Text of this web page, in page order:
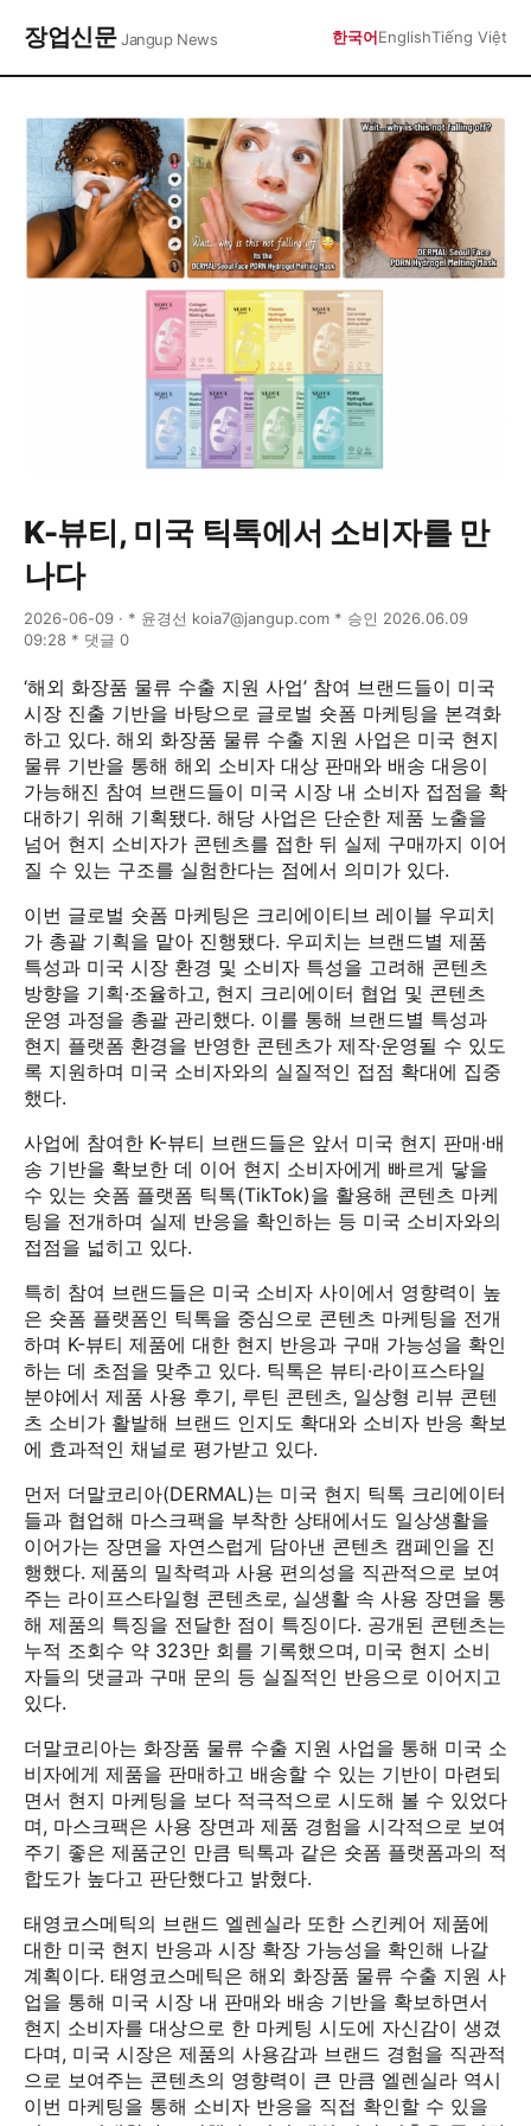
장업신문Jangup News 한국어EnglishTiếng Việt
K-뷰티, 미국 틱톡에서 소비자를 만
나다
2026-06-09 · * 윤경선 koia7@jangup.com * 승인 2026.06.09
09:28 * 댓글 0
‘해외 화장품 물류 수출 지원 사업’ 참여 브랜드들이 미국
시장 진출 기반을 바탕으로 글로벌 숏폼 마케팅을 본격화
하고 있다. 해외 화장품 물류 수출 지원 사업은 미국 현지
물류 기반을 통해 해외 소비자 대상 판매와 배송 대응이
가능해진 참여 브랜드들이 미국 시장 내 소비자 접점을 확
대하기 위해 기획됐다. 해당 사업은 단순한 제품 노출을
넘어 현지 소비자가 콘텐츠를 접한 뒤 실제 구매까지 이어
질 수 있는 구조를 실험한다는 점에서 의미가 있다.
이번 글로벌 숏폼 마케팅은 크리에이티브 레이블 우피치
가 총괄 기획을 맡아 진행됐다. 우피치는 브랜드별 제품
특성과 미국 시장 환경 및 소비자 특성을 고려해 콘텐츠
방향을 기획·조율하고, 현지 크리에이터 협업 및 콘텐츠
운영 과정을 총괄 관리했다. 이를 통해 브랜드별 특성과
현지 플랫폼 환경을 반영한 콘텐츠가 제작·운영될 수 있도
록 지원하며 미국 소비자와의 실질적인 접점 확대에 집중
했다.
사업에 참여한 K-뷰티 브랜드들은 앞서 미국 현지 판매·배
송 기반을 확보한 데 이어 현지 소비자에게 빠르게 닿을
수 있는 숏폼 플랫폼 틱톡(TikTok)을 활용해 콘텐츠 마케
팅을 전개하며 실제 반응을 확인하는 등 미국 소비자와의
접점을 넓히고 있다.
특히 참여 브랜드들은 미국 소비자 사이에서 영향력이 높
은 숏폼 플랫폼인 틱톡을 중심으로 콘텐츠 마케팅을 전개
하며 K-뷰티 제품에 대한 현지 반응과 구매 가능성을 확인
하는 데 초점을 맞추고 있다. 틱톡은 뷰티·라이프스타일
분야에서 제품 사용 후기, 루틴 콘텐츠, 일상형 리뷰 콘텐
츠 소비가 활발해 브랜드 인지도 확대와 소비자 반응 확보
에 효과적인 채널로 평가받고 있다.
먼저 더말코리아(DERMAL)는 미국 현지 틱톡 크리에이터
들과 협업해 마스크팩을 부착한 상태에서도 일상생활을
이어가는 장면을 자연스럽게 담아낸 콘텐츠 캠페인을 진
행했다. 제품의 밀착력과 사용 편의성을 직관적으로 보여
주는 라이프스타일형 콘텐츠로, 실생활 속 사용 장면을 통
해 제품의 특징을 전달한 점이 특징이다. 공개된 콘텐츠는
누적 조회수 약 323만 회를 기록했으며, 미국 현지 소비
자들의 댓글과 구매 문의 등 실질적인 반응으로 이어지고
있다.
더말코리아는 화장품 물류 수출 지원 사업을 통해 미국 소
비자에게 제품을 판매하고 배송할 수 있는 기반이 마련되
면서 현지 마케팅을 보다 적극적으로 시도해 볼 수 있었다
며, 마스크팩은 사용 장면과 제품 경험을 시각적으로 보여
주기 좋은 제품군인 만큼 틱톡과 같은 숏폼 플랫폼과의 적
합도가 높다고 판단했다고 밝혔다.
태영코스메틱의 브랜드 엘렌실라 또한 스킨케어 제품에
대한 미국 현지 반응과 시장 확장 가능성을 확인해 나갈
계획이다. 태영코스메틱은 해외 화장품 물류 수출 지원 사
업을 통해 미국 시장 내 판매와 배송 기반을 확보하면서
현지 소비자를 대상으로 한 마케팅 시도에 자신감이 생겼
다며, 미국 시장은 제품의 사용감과 브랜드 경험을 직관적
으로 보여주는 콘텐츠의 영향력이 큰 만큼 엘렌실라 역시
이번 마케팅을 통해 소비자 반응을 직접 확인할 수 있을